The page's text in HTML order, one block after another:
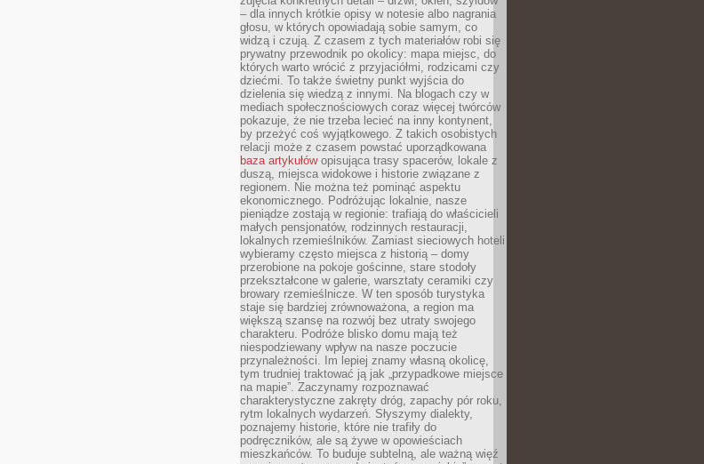
– dla innych krótkie opisy w notesie albo nagrania
głosu, w których opowiadają sobie samym, co
widzą i czują. Z czasem z tych materiałów robi się
prywatny przewodnik po okolicy: mapa miejsc, do
których warto wrócić z przyjaciółmi, rodzicami czy
dziećmi. To także świetny punkt wyjścia do
dzielenia się wiedzą z innymi. Na blogach czy w
mediach społecznościowych coraz więcej twórców
pokazuje, że nie trzeba lecieć na inny kontynent,
by przeżyć coś wyjątkowego. Z takich osobistych
relacji może z czasem powstać uporządkowana
baza artykułówopisująca trasy spacerów, lokale z
duszą, miejsca widokowe i historie związane z
regionem. Nie można też pominąć aspektu
ekonomicznego. Podróżując lokalnie, nasze
pieniądze zostają w regionie: trafiają do właścicieli
małych pensjonatów, rodzinnych restauracji,
lokalnych rzemieślników. Zamiast sieciowych hoteli
wybieramy często miejsca z historią – domy
przerobione na pokoje gościnne, stare stodoły
przekształcone w galerie, warsztaty ceramiki czy
browary rzemieślnicze. W ten sposób turystyka
staje się bardziej zrównoważona, a region ma
większą szansę na rozwój bez utraty swojego
charakteru. Podróże blisko domu mają też
niespodziewany wpływ na nasze poczucie
przynależności. Im lepiej znamy własną okolicę,
tym trudniej traktować ją jak „przypadkowe miejsce
na mapie”. Zaczynamy rozpoznawać
charakterystyczne zakręty dróg, zapachy pór roku,
rytm lokalnych wydarzeń. Słyszymy dialekty,
poznajemy historie, które nie trafiły do
podręczników, ale są żywe w opowieściach
mieszkańców. To buduje subtelną, ale ważną więź